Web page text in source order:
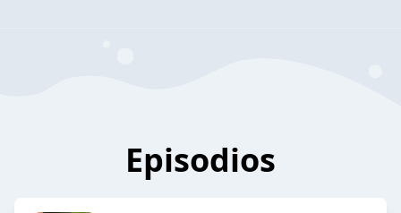
Episodios